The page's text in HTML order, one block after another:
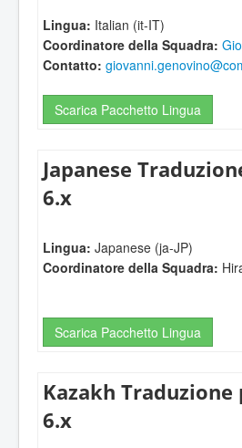
Lingua: Italian (it-IT)
Coordinatore della Squadra:
Contatto:
Scarica Pacchetto Lingua
Japanese
6.x
Lingua: Japanese (ja-JP)
Coordinatore della Squadra:
Scarica Pacchetto Lingua
Kazakh Traduzione
6.x